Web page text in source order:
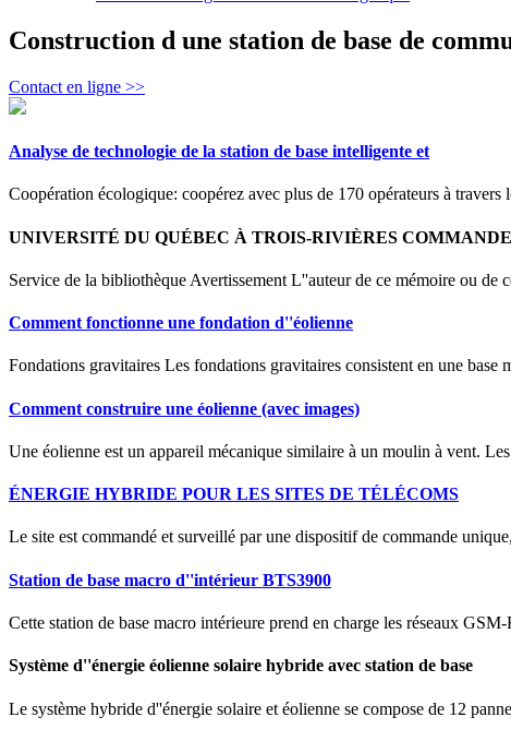
Construction d une station de base de
Contact en ligne >>
Analyse de technologie de la station de base intelligente et
Coopération écologique: coopérez avec plus de 170 opérateurs à
UNIVERSITÉ DU QUÉBEC À TROIS-RIVIÈRES
Service de la bibliothèque Avertissement L''auteur de ce mémoire ou
Comment fonctionne une fondation d''éolienne
Fondations gravitaires Les fondations gravitaires consistent en une
Comment construire une éolienne (avec images)
Une éolienne est un appareil mécanique similaire à un moulin à vent.
ÉNERGIE HYBRIDE POUR LES SITES DE TÉLÉCOMS
Le site est commandé et surveillé par une dispositif de commande
Station de base macro d''intérieur BTS3900
Cette station de base macro intérieure prend en charge les réseaux
Système d''énergie éolienne solaire hybride avec station de base
Le système hybride d''énergie solaire et éolienne se compose de 12